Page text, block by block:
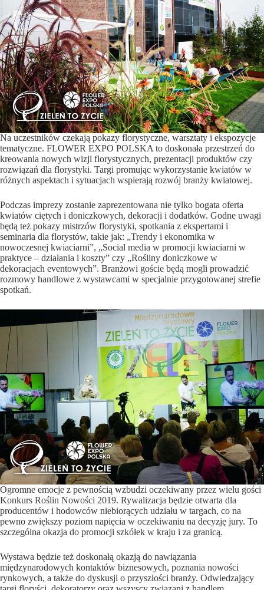
Na uczestników czekają pokazy florystyczne, warsztaty i ekspozycje
tematyczne. FLOWER EXPO POLSKA to doskonała przestrzeń do
kreowania nowych wizji florystycznych, prezentacji produktów czy
rozwiązań dla florystyki. Targi promując wykorzystanie kwiatów w
różnych aspektach i sytuacjach wspierają rozwój branży kwiatowej.
Podczas imprezy zostanie zaprezentowana nie tylko bogata oferta
kwiatów ciętych i doniczkowych, dekoracji i dodatków. Godne uwagi
będą też pokazy mistrzów florystyki, spotkania z ekspertami i
seminaria dla florystów, takie jak: „Trendy i ekonomika w
nowoczesnej kwiaciarni”, „Social media w promocji kwiaciarni w
praktyce – działania i koszty” czy „Rośliny doniczkowe w
dekoracjach eventowych”. Branżowi goście będą mogli prowadzić
rozmowy handlowe z wystawcami w specjalnie przygotowanej strefie
spotkań.
Ogromne emocje z pewnością wzbudzi oczekiwany przez wielu gości
Konkurs Roślin Nowości 2019. Rywalizacja będzie otwarta dla
producentów i hodowców niebiorących udziału w targach, co na
pewno zwiększy poziom napięcia w oczekiwaniu na decyzję jury. To
szczególna okazja do promocji szkółek w kraju i za granicą.
Wystawa będzie też doskonałą okazją do nawiązania
międzynarodowych kontaktów biznesowych, poznania nowości
rynkowych, a także do dyskusji o przyszłości branży. Odwiedzający